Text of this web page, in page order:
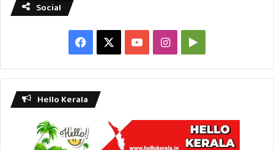
Social
Facebook YouTubeInstagramGoogle
Play
Hello Kerala